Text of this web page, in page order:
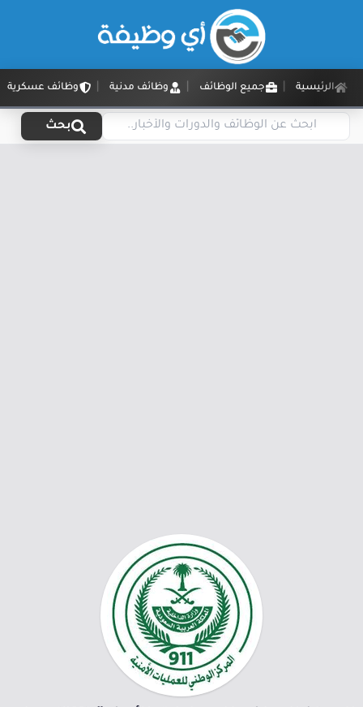
الرئيسية جميع الوظائف وظائف مدنية وظائف عسكرية
بحث